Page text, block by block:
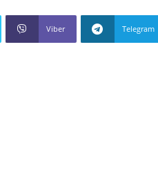
Viber Telegram